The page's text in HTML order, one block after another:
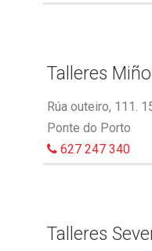
Talleres
Rúa outeiro, 111.
Ponte do Porto
627 247 340
Talleres